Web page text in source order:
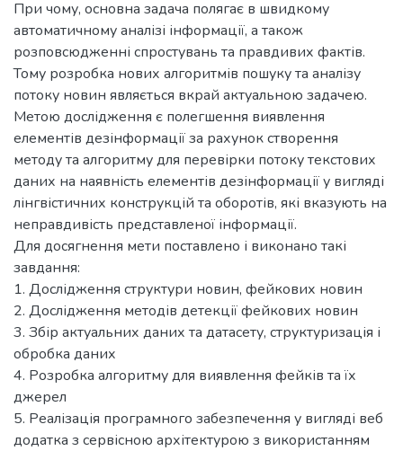
При чому, основна задача полягає в швидкому
автоматичному аналізі інформації, а також
розповсюдженні спростувань та правдивих фактів.
Тому розробка нових алгоритмів пошуку та аналізу
потоку новин являється вкрай актуальною задачею.
Метою дослідження є полегшення виявлення
елементів дезінформації за рахунок створення
методу та алгоритму для перевірки потоку текстових
даних на наявність елементів дезінформації у вигляді
лінгвістичних конструкцій та оборотів, які вказують на
неправдивість представленої інформації.
Для досягнення мети поставлено і виконано такі
завдання:
1. Дослідження структури новин, фейкових новин
2. Дослідження методів детекції фейкових новин
3. Збір актуальних даних та датасету, структуризація і
обробка даних
4. Розробка алгоритму для виявлення фейків та їх
джерел
5. Реалізація програмного забезпечення у вигляді веб
додатка з сервісною архітектурою з використанням